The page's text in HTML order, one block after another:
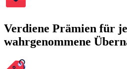
Verdiene Prämien für
wahrgenommene